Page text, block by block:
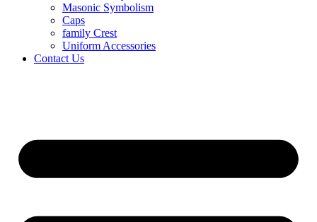
Masonic Symbolism
Caps
family Crest
Uniform Accessories
Contact Us